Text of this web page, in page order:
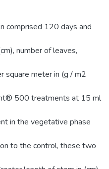
comprised 120 days and
number of leaves,
square meter in (g / m2
500 treatments at 15 ml
in the vegetative phase
to the control, these two